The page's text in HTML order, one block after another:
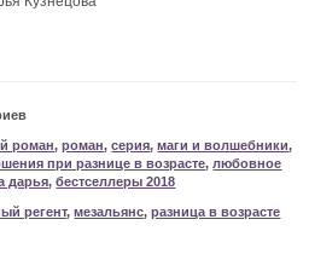
роман,роман,серия,маги и волшебники,
при разнице в возрасте, любовное
дарья,бестселлеры 2018
регент,мезальянс,разница в возрасте